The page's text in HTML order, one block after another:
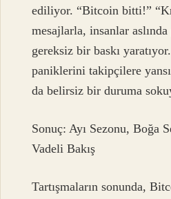
ediliyor. “Bitcoin bitti!”
mesajlarla, insanlar
gereksiz bir baskı
paniklerini takipçilere
da belirsiz bir duruma
Sonuç: Ayı Sezonu, Boğa
Vadeli Bakış
Tartışmaların sonunda,